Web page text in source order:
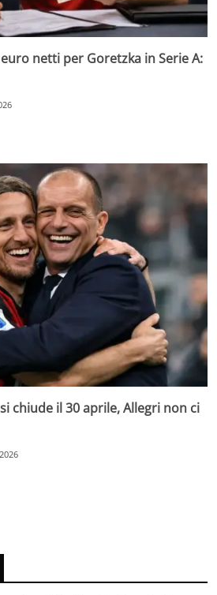
netti per Goretzka in Serie A:
chiude il 30 aprile, Allegri non ci